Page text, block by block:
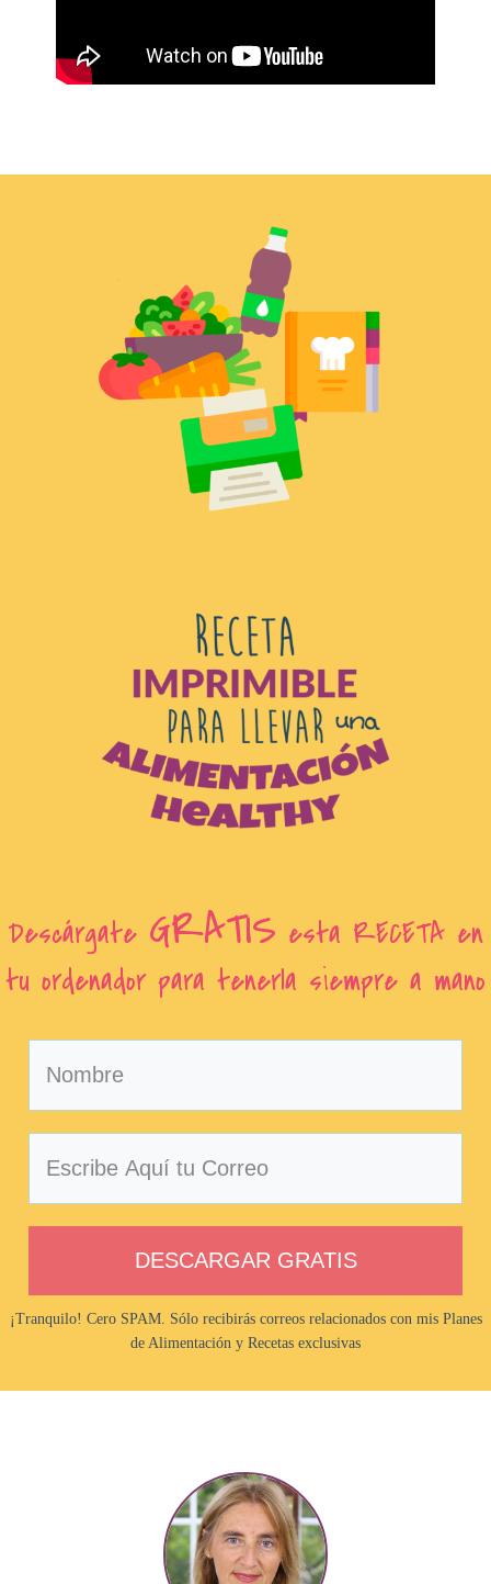
Descárgate GRATIS esta RECETA en
tu ordenador para tenerla siempre a mano
DESCARGAR GRATIS
¡Tranquilo! Cero SPAM. Sólo recibirás correos relacionados con mis Planes
de Alimentación y Recetas exclusivas